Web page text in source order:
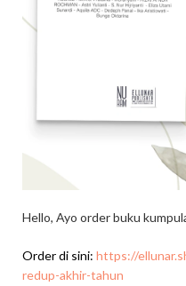
Hello, Ayo order buku
Order di sini: https://
redup-akhir-tahun